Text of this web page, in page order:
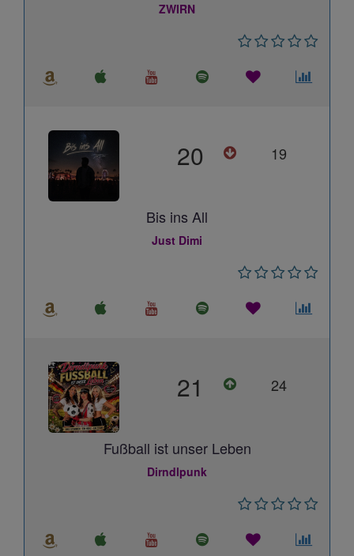
ZWIRN
20 19
Bis ins All
Just Dimi
21 24
Fußball ist unser Leben
Dirndlpunk